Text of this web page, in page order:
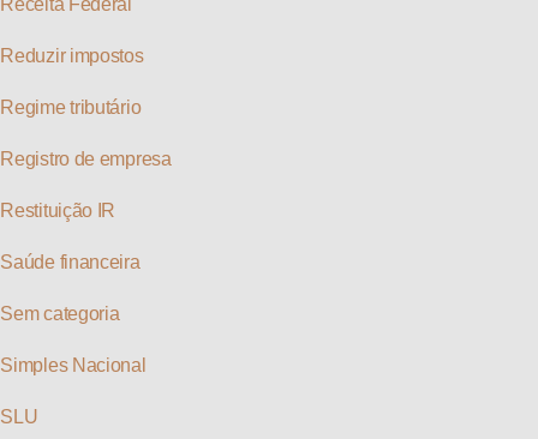
Receita Federal
Reduzir impostos
Regime tributário
Registro de empresa
Restituição IR
Saúde financeira
Sem categoria
Simples Nacional
SLU